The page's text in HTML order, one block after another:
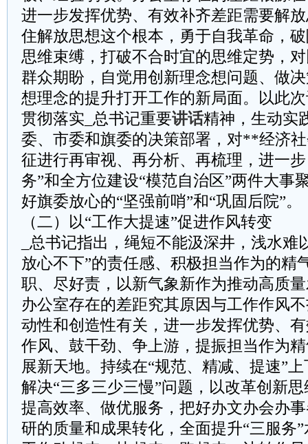
进一步发挥优势、有效补齐差距需要解
住解放思想这个根本，勇于自我革命，
思维束缚，打破不合时宜的思维定势，
群众期盼，自觉用创新理念想问题、做
想理念的提升打开工作的新局面。以此
贯彻落实_总书记重要讲话精神，生动实
委、市委和旗委的决策部署，对**经济
征进行再审视、再分析、再梳理，进一
务”和全方位建设“模范自治区”两件大事
好旗委放心的“坚强前哨”和“巩固后院”。
（二）以“工作大提速”促进作风转变
_总书记指出，绳短不能汲深井，浅水难
放心不下”的责任感、积极担当作为的精
职、尽好责，以新气象新作为推动高质
办公室存在的差距究其原因与工作作风
动性和创造性有关，进一步发挥优势、
作风、鼓干劲、争上游，提振担当作为
展新天地。持续在“规范、精减、提速”
解决“三多三少三慢”问题，以改革创新
提高效率、做优服务，把好办文办会办
研的质量和成果转化，全面提升“三服务